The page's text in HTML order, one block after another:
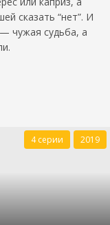
сказать “нет”. И
— чужая судьба, а
4 серии 2019